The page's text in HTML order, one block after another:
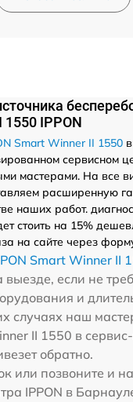
IPPON
Smart Winner II 1550
сервисном
мастерами. На все
расширенную
наших работ.
стоить на 15%
на сайте через
Smart Winner II
выезде, если не
и
случаях наш
II 1550 в
обратно.
или позвоните и
IPPON в